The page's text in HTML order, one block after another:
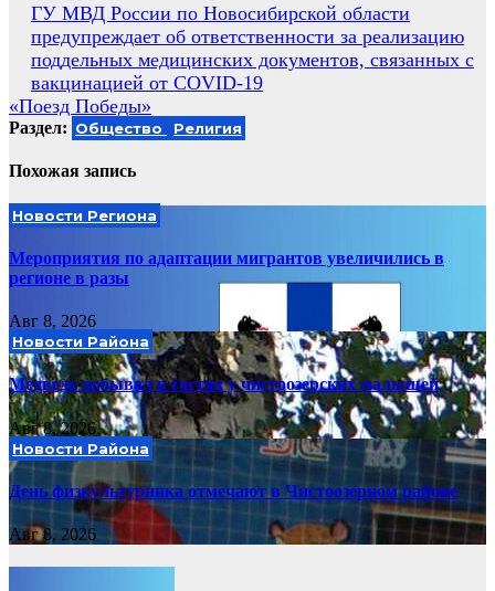
Навигация
по
записям
ГУ МВД России по Новосибирской области
предупреждает об ответственности за реализацию
поддельных медицинских документов, связанных с
вакцинацией от COVID-19
«Поезд Победы»
Раздел: Общество Религия
Похожая запись
Новости Региона
Мероприятия по адаптации мигрантов увеличились в
регионе в разы
Авг 8, 2026
Новости Района
Медведь побывал в гостях у чистоозерских малышей
Авг 8, 2026
Новости Района
День физкультурника отмечают в Чистоозерном районе
Авг 8, 2026